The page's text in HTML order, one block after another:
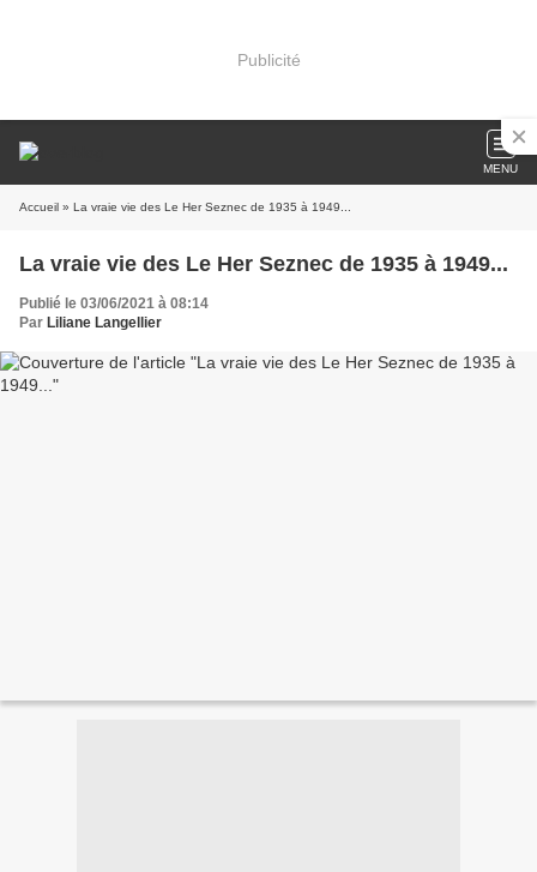
Publicité
MENU
Accueil » La vraie vie des Le Her Seznec de 1935 à 1949...
La vraie vie des Le Her Seznec de 1935 à 1949...
Publié le 03/06/2021 à 08:14
Par Liliane Langellier